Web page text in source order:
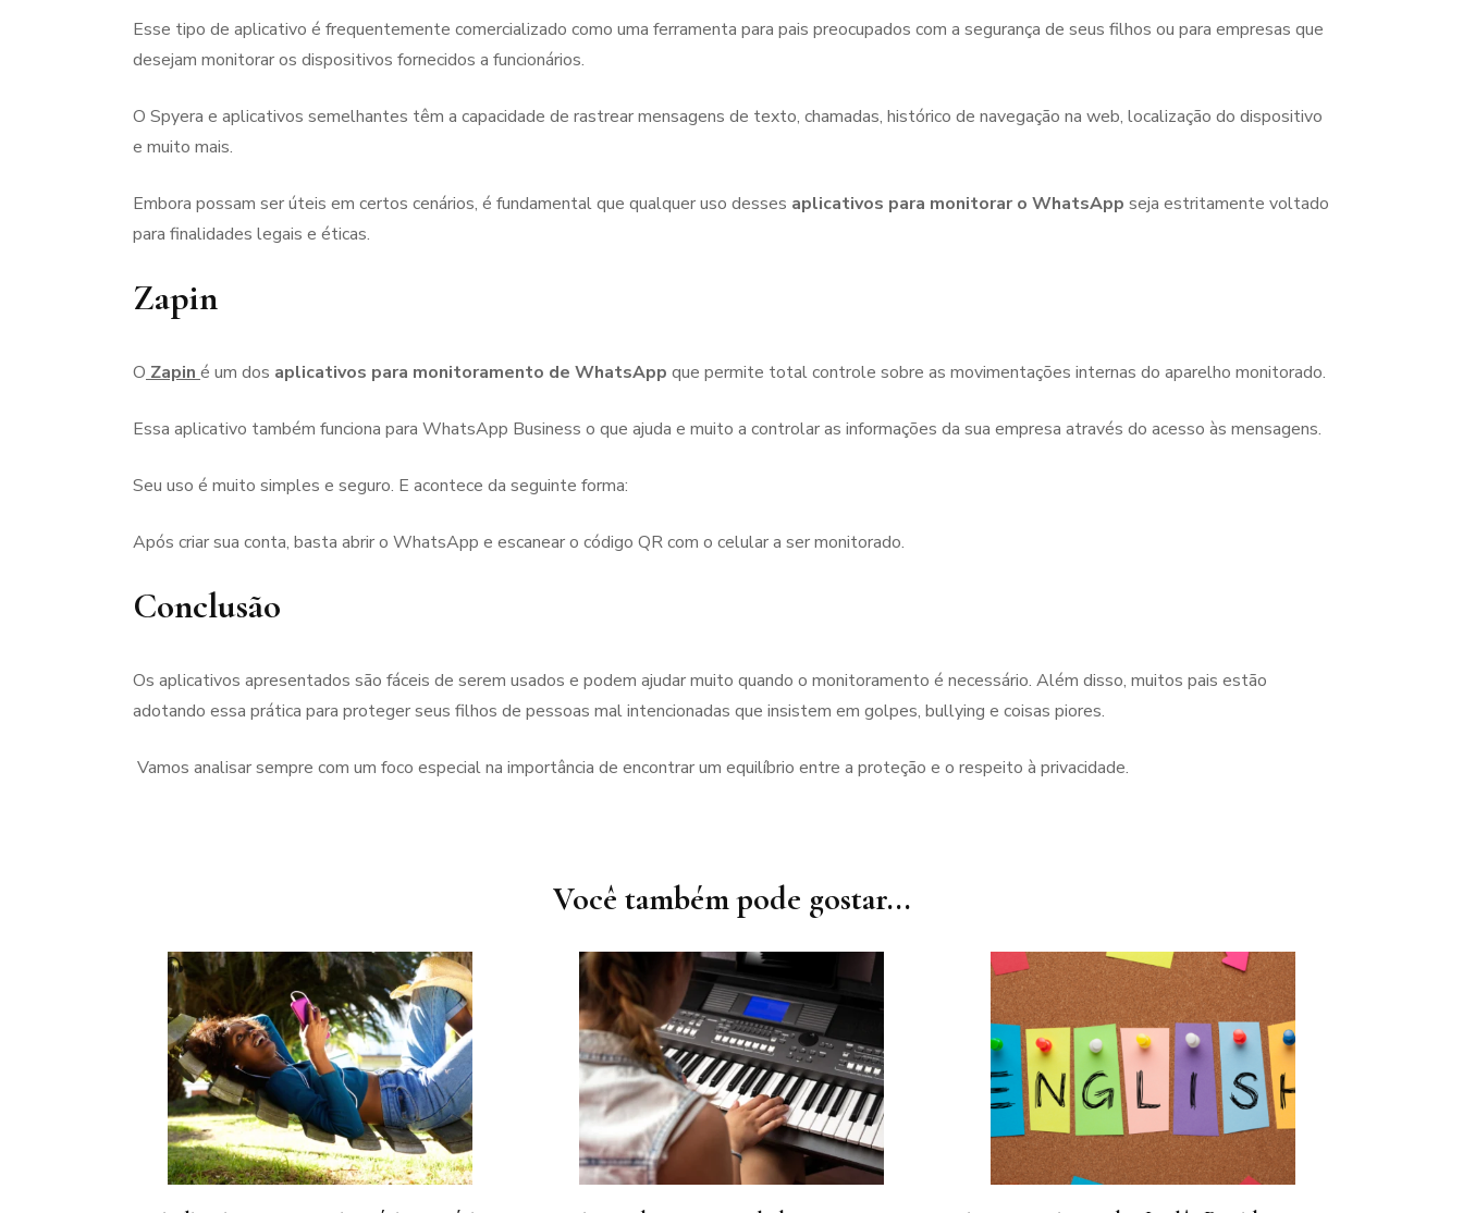
Esse tipo de aplicativo é frequentemente comercializado como uma ferramenta para pais preocupados com a segurança de seus filhos ou para empresas que
desejam monitorar os dispositivos fornecidos a funcionários.
O Spyera e aplicativos semelhantes têm a capacidade de rastrear mensagens de texto, chamadas, histórico de navegação na web, localização do dispositivo
e muito mais.
Embora possam ser úteis em certos cenários, é fundamental que qualquer uso desses aplicativos para monitorar o WhatsApp seja estritamente voltado
para finalidades legais e éticas.
Zapin
O Zapin é um dos aplicativos para monitoramento de WhatsApp que permite total controle sobre as movimentações internas do aparelho monitorado.
Essa aplicativo também funciona para WhatsApp Business o que ajuda e muito a controlar as informações da sua empresa através do acesso às mensagens.
Seu uso é muito simples e seguro. E acontece da seguinte forma:
Após criar sua conta, basta abrir o WhatsApp e escanear o código QR com o celular a ser monitorado.
Conclusão
Os aplicativos apresentados são fáceis de serem usados e podem ajudar muito quando o monitoramento é necessário. Além disso, muitos pais estão
adotando essa prática para proteger seus filhos de pessoas mal intencionadas que insistem em golpes, bullying e coisas piores.
Vamos analisar sempre com um foco especial na importância de encontrar um equilíbrio entre a proteção e o respeito à privacidade.
Você também pode gostar...